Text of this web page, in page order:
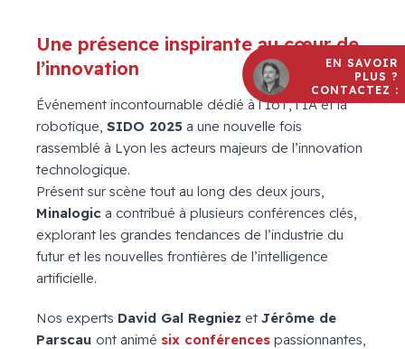
Une présence inspirante au cœur de
l’innovation
Événement incontournable dédié à l’IoT, l’IA et la
robotique, SIDO 2025 a une nouvelle fois
rassemblé à Lyon les acteurs majeurs de l’innovation
technologique.
Présent sur scène tout au long des deux jours,
Minalogic a contribué à plusieurs conférences clés,
explorant les grandes tendances de l’industrie du
futur et les nouvelles frontières de l’intelligence
artificielle.
Nos experts David Gal Regniez et Jérôme de
Parscau ont animé six conférences passionnantes,
EN SAVOIR
PLUS ?
CONTACTEZ :